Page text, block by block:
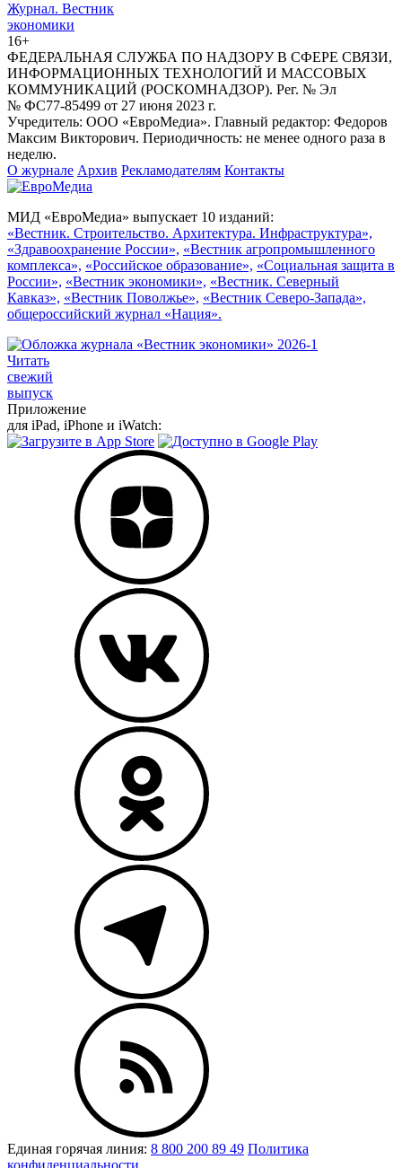
Журнал. Вестник
экономики
16+
ФЕДЕРАЛЬНАЯ СЛУЖБА ПО НАДЗОРУ В СФЕРЕ СВЯЗИ,
ИНФОРМАЦИОННЫХ ТЕХНОЛОГИЙ И МАССОВЫХ
КОММУНИКАЦИЙ (РОСКОМНАДЗОР). Рег. № Эл
№ ФС77-85499 от 27 июня 2023 г.
Учредитель: ООО «ЕвроМедиа». Главный редактор: Федоров
Максим Викторович. Периодичность: не менее одного раза в
неделю.
О журнале Архив Рекламодателям Контакты
МИД «ЕвроМедиа» выпускает 10 изданий:
«Вестник. Строительство. Архитектура. Инфраструктура»,
«Здравоохранение России», «Вестник агропромышленного
комплекса», «Российское образование», «Социальная защита в
России», «Вестник экономики», «Вестник. Северный
Кавказ», «Вестник Поволжье», «Вестник Северо-Запада»,
общероссийский журнал «Нация».
Читать
свежий
выпуск
Приложение
для iPad, iPhone и iWatch:
Единая горячая линия: 8 800 200 89 49 Политика